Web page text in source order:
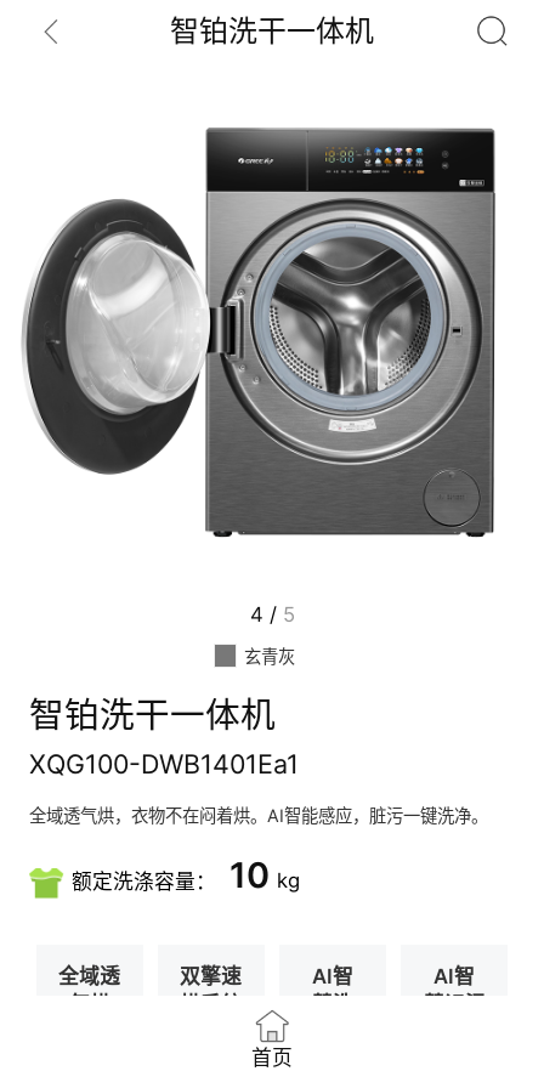
智铂洗干一体机
4 / 5
玄青灰
智铂洗干一体机
XQG100-DWB1401Ea1
全域透气烘，衣物不在闷着烘。AI智能感应，脏污一键洗净。
额定洗涤容量： 10 kg
全域透
双擎速
AI智
AI智
首页